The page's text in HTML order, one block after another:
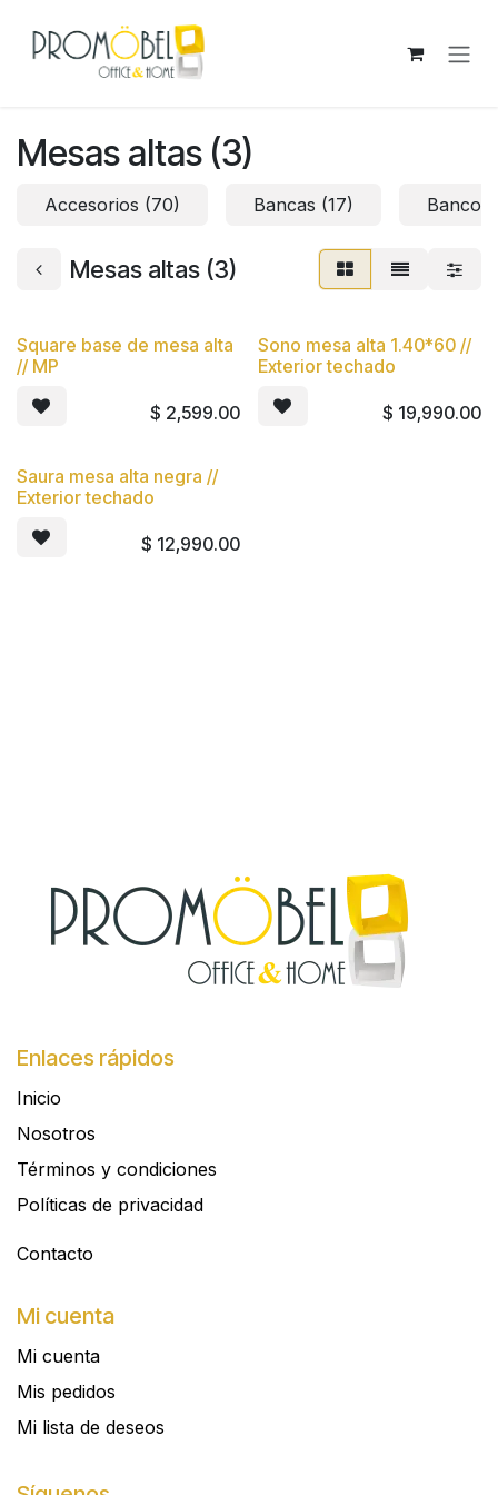
Mesas altas (3)
Accesorios (70) Bancas (17) Bancos
Mesas altas (3)
Nuevo
Square base de mesa alta
// MP
$ 2,599.00
Sono mesa alta 1.40*60 //
Exterior techado
$ 19,990.00
Saura mesa alta negra //
Exterior techado
$ 12,990.00
Enlaces rápidos
Inicio
Nosotros
Términos y condiciones
Políticas de privacidad
Contacto​
Mi cuenta
Mi cuenta
Mis pedidos
Mi lista de deseos